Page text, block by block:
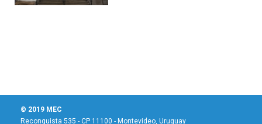
© 2019 MEC
Reconquista 535 - CP 11100 - Montevideo, Uruguay